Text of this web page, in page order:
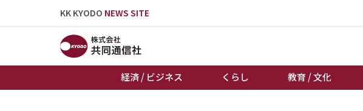
KK KYODO NEWS SITE
経済 / ビジネス くらし 教育 / 文化